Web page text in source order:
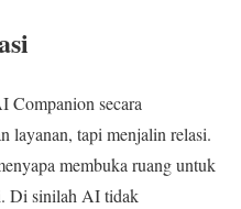
Companion secara
layanan, tapi menjalin relasi.
membuka ruang untuk
Di sinilah AI tidak